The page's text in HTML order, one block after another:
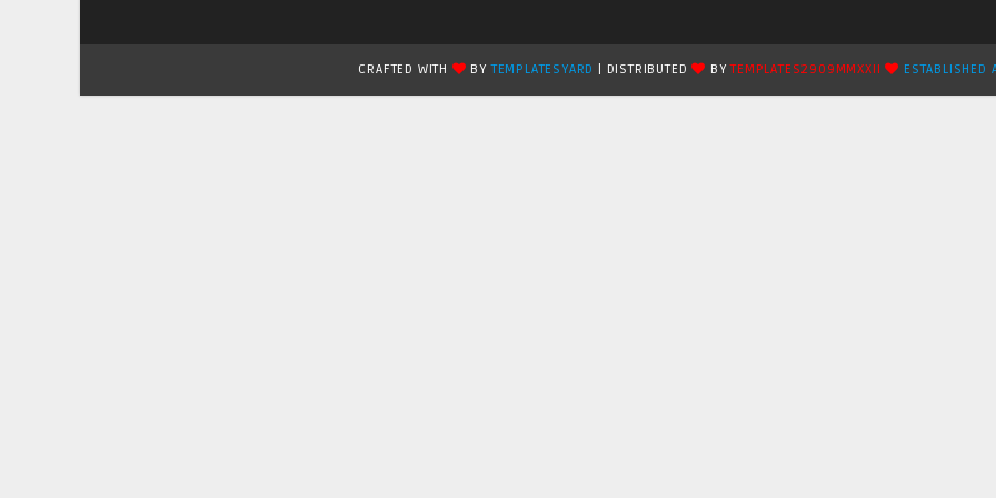
CRAFTED WITH BYTEMPLATESYARD | DISTRIBUTED BYTEMPLATES2909MMXXII ESTABLISHED